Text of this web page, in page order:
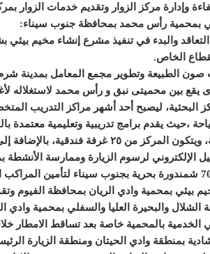
وإدارة مركز الزوار وتقديم خدمات
والبدء في تنفيذ مشرع إنشاء مخيم
الخاص.
يقع بين محميتى نبق و رأس محمد لاستغلاله
البحثية، ليصبح أحد أشهر مراكز التدريب
،حيث يقدم برامج تدريبية وتعليمية معتمدة
بالإضافة إلى قاعات محاضرات ومؤتمرات.
والبحيرة العليا والسفلي بمحمية
الخدمية بالمحمية خاصة بعد تساقط الامطار
بمنطقة وادي الحيتان ومنطقة الزيارة